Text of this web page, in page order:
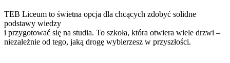
TEB Liceum to świetna opcja dla chcących zdobyć solidne
podstawy wiedzy
i przygotować się na studia. To szkoła, która otwiera wiele drzwi –
niezależnie od tego, jaką drogę wybierzesz w przyszłości.